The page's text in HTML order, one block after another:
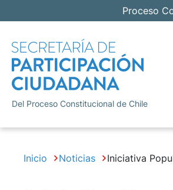
Proceso
Del Proceso Constitucional de Chile
Inicio Noticias